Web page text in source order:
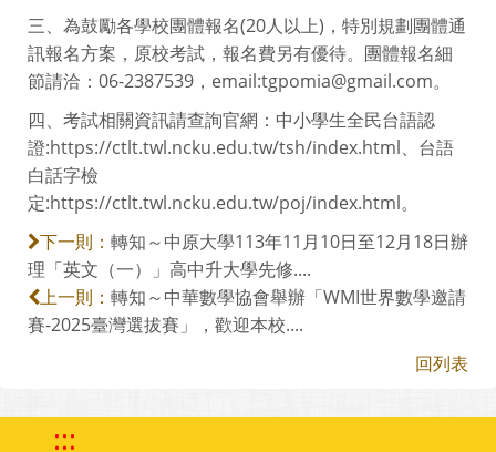
三、為鼓勵各學校團體報名(20人以上)，特別規劃團體通
訊報名方案，原校考試，報名費另有優待。團體報名細
節請洽：06-2387539，email:tgpomia@gmail.com。
四、考試相關資訊請查詢官網：中小學生全民台語認
證:https://ctlt.twl.ncku.edu.tw/tsh/index.html、台語
白話字檢
定:https://ctlt.twl.ncku.edu.tw/poj/index.html。
下一則： 轉知～中原大學113年11月10日至12月18日辦
理「英文（一）」高中升大學先修....
上一則： 轉知～中華數學協會舉辦「WMI世界數學邀請
賽-2025臺灣選拔賽」，歡迎本校....
回列表
:::